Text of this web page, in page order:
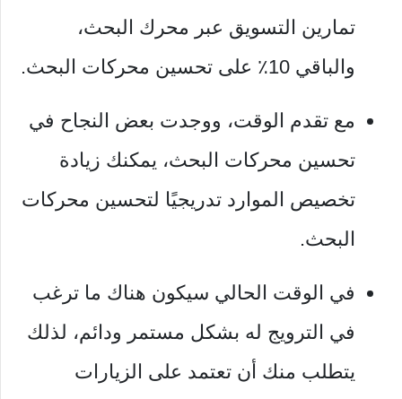
تمارين التسويق عبر محرك البحث،
والباقي 10٪ على تحسين محركات البحث.
مع تقدم الوقت، ووجدت بعض النجاح في
تحسين محركات البحث، يمكنك زيادة
تخصيص الموارد تدريجيًا لتحسين محركات
البحث.
في الوقت الحالي سيكون هناك ما ترغب
في الترويج له بشكل مستمر ودائم، لذلك
يتطلب منك أن تعتمد على الزيارات